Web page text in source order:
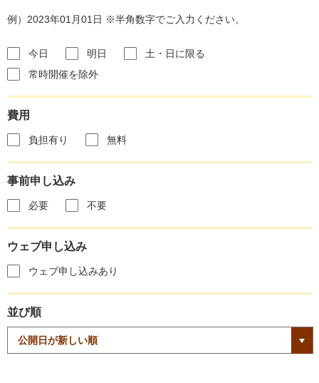
例）2023年01月01日 ※半角数字でご入力ください。
今日 明日
土・日に限る
常時開催を除外
費用
負担有り 無料
事前申し込み
必要 不要
ウェブ申し込み
ウェブ申し込みあり
並び順